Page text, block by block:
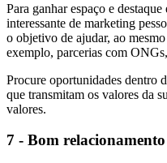
Para ganhar espaço e
interessante de marketing
o objetivo de ajudar, ao
exemplo, parcerias com
Procure oportunidades dentro
que transmitam os valores da
valores.
7 - Bom